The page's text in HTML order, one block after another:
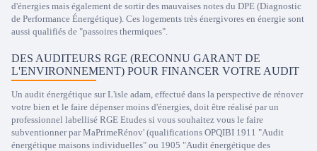
d'énergies mais également de sortir des mauvaises notes du DPE (Diagnostic
de Performance Énergétique). Ces logements très énergivores en énergie sont
aussi qualifiés de "passoires thermiques".
DES AUDITEURS RGE (RECONNU GARANT DE
L'ENVIRONNEMENT) POUR FINANCER VOTRE AUDIT
Un audit énergétique sur L'isle adam, effectué dans la perspective de rénover
votre bien et le faire dépenser moins d'énergies, doit être réalisé par un
professionnel labellisé RGE Etudes si vous souhaitez vous le faire
subventionner par MaPrimeRénov' (qualifications OPQIBI 1911 "Audit
énergétique maisons individuelles" ou 1905 "Audit énergétique des